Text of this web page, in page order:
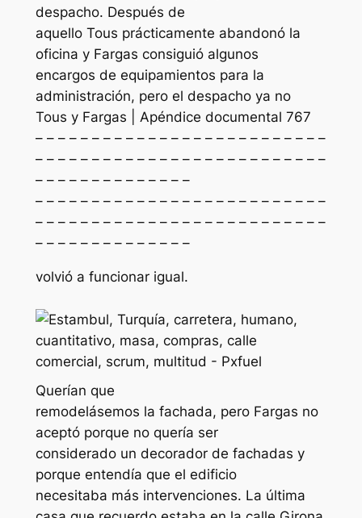
despacho. Después de
aquello Tous prácticamente abandonó la
oficina y Fargas consiguió algunos
encargos de equipamientos para la
administración, pero el despacho ya no
Tous y Fargas | Apéndice documental 767
– – – – – – – – – – – – – – – – – – – – – – – – – –
– – – – – – – – – – – – – – – – – – – – – – – – – –
– – – – – – – – – – – – – –
– – – – – – – – – – – – – – – – – – – – – – – – – –
– – – – – – – – – – – – – – – – – – – – – – – – – –
– – – – – – – – – – – – – –
volvió a funcionar igual.
Querían que
remodelásemos la fachada, pero Fargas no
aceptó porque no quería ser
considerado un decorador de fachadas y
porque entendía que el edificio
necesitaba más intervenciones. La última